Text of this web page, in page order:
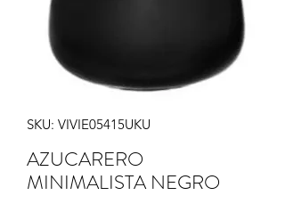
SKU: VIVIE05415UKU
AZUCARERO
MINIMALISTA NEGRO